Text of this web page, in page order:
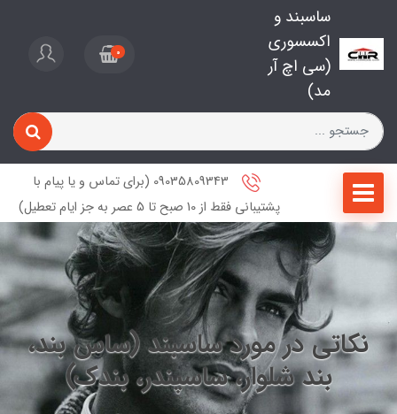
ساسبند و
اکسسوری
(سی اچ آر
مد)
0
09035809343 (برای تماس و یا پیام با
پشتیبانی فقط از 10 صبح تا 5 عصر به جز ایام تعطیل)
نکاتی در مورد ساسبند (ساس بند،
بند شلوار، ساسپندر، بندک)